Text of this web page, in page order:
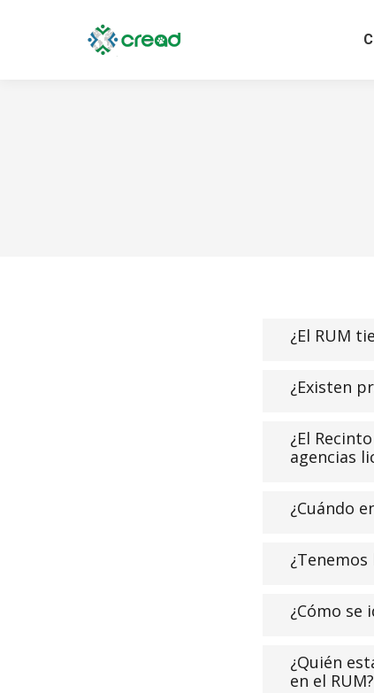
¿El RUM
¿Existen
¿El
agencias
¿Cuándo
¿Cómo se
¿Quién
en el RUM?